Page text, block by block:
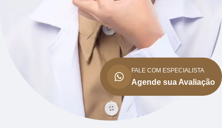
FALE COM ESPECIALISTA
Agende sua Avaliação